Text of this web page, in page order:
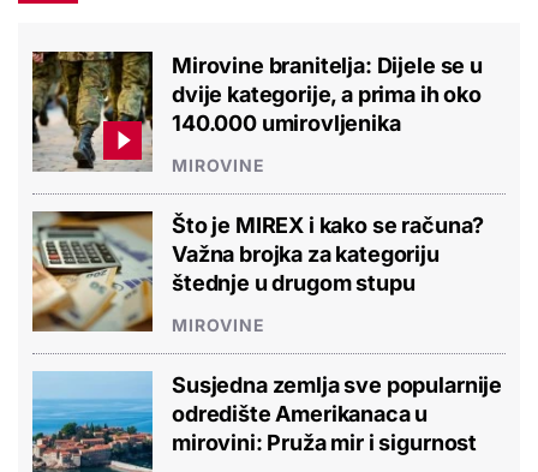
Mirovine branitelja: Dijele se u
dvije kategorije, a prima ih oko
140.000 umirovljenika
MIROVINE
Što je MIREX i kako se računa?
Važna brojka za kategoriju
štednje u drugom stupu
MIROVINE
Susjedna zemlja sve popularnije
odredište Amerikanaca u
mirovini: Pruža mir i sigurnost